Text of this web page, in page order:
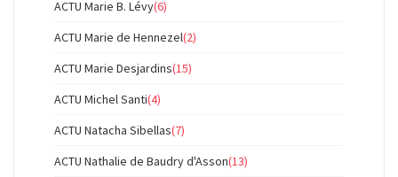
ACTU Marie B. Lévy(6)
ACTU Marie de Hennezel(2)
ACTU Marie Desjardins(15)
ACTU Michel Santi(4)
ACTU Natacha Sibellas(7)
ACTU Nathalie de Baudry d'Asson(13)